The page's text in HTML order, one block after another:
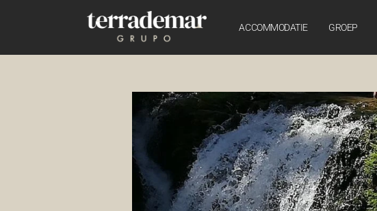
ACCOMMODATIE GROEP